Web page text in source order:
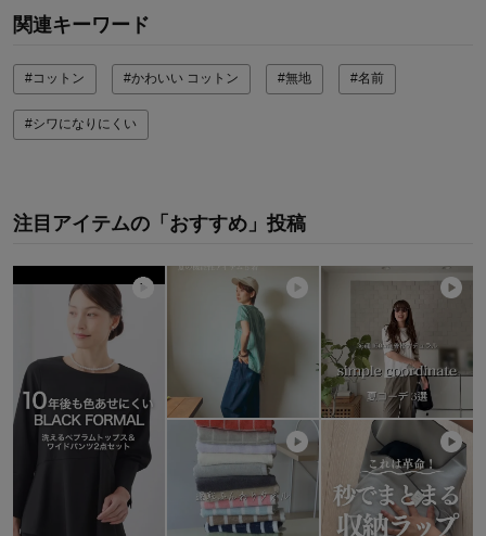
関連キーワード
#コットン #かわいい コットン #無地 #名前
#シワになりにくい
注目アイテムの「おすすめ」投稿